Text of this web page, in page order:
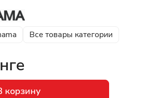
Все товары категории
корзину